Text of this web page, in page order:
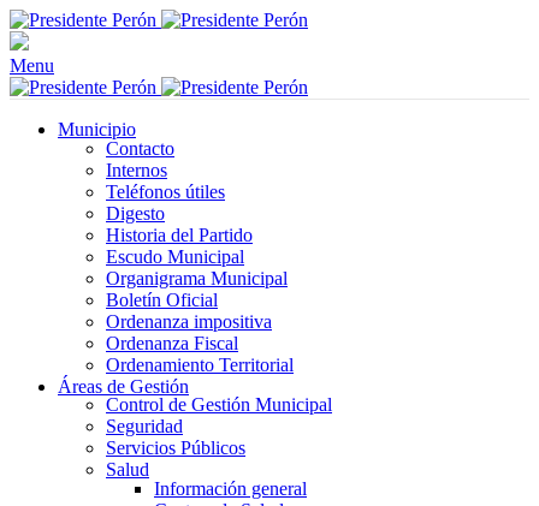
Menu
Municipio
Contacto
Internos
Teléfonos útiles
Digesto
Historia del Partido
Escudo Municipal
Organigrama Municipal
Boletín Oficial
Ordenanza impositiva
Ordenanza Fiscal
Ordenamiento Territorial
Áreas de Gestión
Control de Gestión Municipal
Seguridad
Servicios Públicos
Salud
Información general